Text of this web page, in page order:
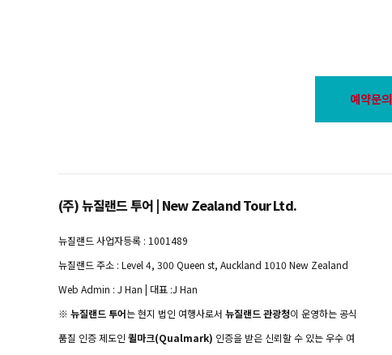
예약문의
(주) 뉴질랜드 투어 | New Zealand Tour Ltd.
뉴질랜드 사업자등록 : 1001489
뉴질랜드 주소 : Level 4, 300 Queen st, Auckland 1010 New Zealand
Web Admin : J Han | 대표 :J Han
※ 뉴질랜드 투어는 현지 법인 여행사로서 뉴질랜드 관광청이 운영하는 공식
품질 인증 제도인 퀼마크(Qualmark) 인증을 받은 신뢰할 수 있는 우수 여